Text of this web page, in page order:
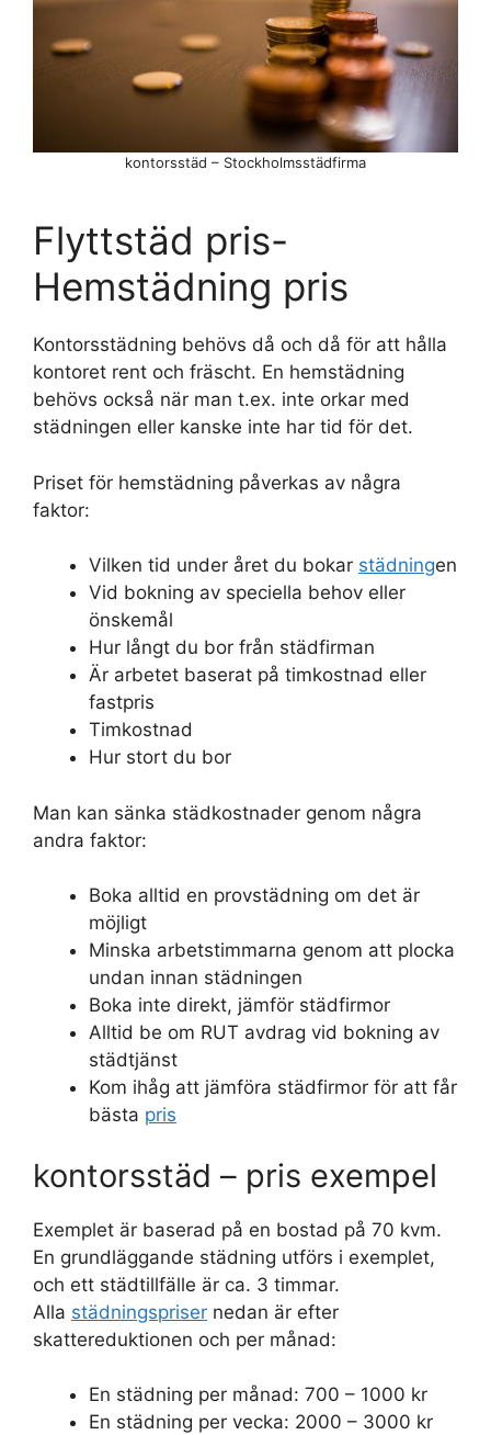
kontorsstäd – Stockholmsstädfirma
Flyttstäd pris-
Hemstädning pris
Kontorsstädning behövs då och då för att hålla
kontoret rent och fräscht. En hemstädning
behövs också när man t.ex. inte orkar med
städningen eller kanske inte har tid för det.
Priset för hemstädning påverkas av några
faktor:
Vilken tid under året du bokar städningen
Vid bokning av speciella behov eller
önskemål
Hur långt du bor från städfirman
Är arbetet baserat på timkostnad eller
fastpris
Timkostnad
Hur stort du bor
Man kan sänka städkostnader genom några
andra faktor:
Boka alltid en provstädning om det är
möjligt
Minska arbetstimmarna genom att plocka
undan innan städningen
Boka inte direkt, jämför städfirmor
Alltid be om RUT avdrag vid bokning av
städtjänst
Kom ihåg att jämföra städfirmor för att får
bästa pris
kontorsstäd – pris exempel
Exemplet är baserad på en bostad på 70 kvm.
En grundläggande städning utförs i exemplet,
och ett städtillfälle är ca. 3 timmar.
Alla städningspriser nedan är efter
skattereduktionen och per månad:
En städning per månad: 700 – 1000 kr
En städning per vecka: 2000 – 3000 kr